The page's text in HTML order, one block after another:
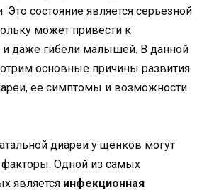
Это состояние является серьезной
может привести к
даже гибели малышей. В данной
основные причины развития
ее симптомы и возможности
диареи у щенков могут
Одной из самых
является инфекционная